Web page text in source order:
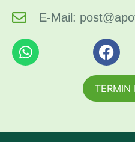
E-Mail:
TERMIN